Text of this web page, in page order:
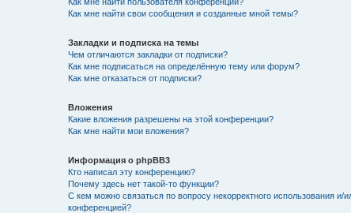
Как мне найти свои сообщения и созданные мной темы?
Закладки и подписка на темы
Чем отличаются закладки от подписки?
Как мне подписаться на определённую тему или форум?
Как мне отказаться от подписки?
Вложения
Какие вложения разрешены на этой конференции?
Как мне найти мои вложения?
Информация о phpBB3
Кто написал эту конференцию?
Почему здесь нет такой-то функции?
С кем можно связаться по вопросу некорректного использования и/
конференцией?